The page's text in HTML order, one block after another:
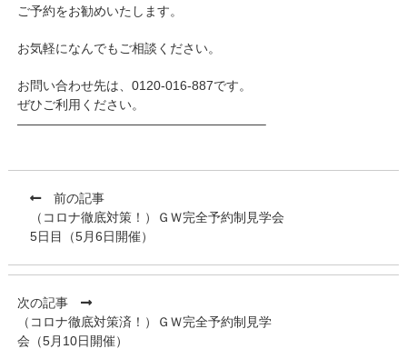
ご予約をお勧めいたします。
お気軽になんでもご相談ください。
お問い合わせ先は、0120-016-887です。
ぜひご利用ください。
———————————————————–
前の記事
（コロナ徹底対策！）ＧＷ完全予約制見学会
5日目（5月6日開催）
次の記事
（コロナ徹底対策済！）ＧＷ完全予約制見学
会（5月10日開催）